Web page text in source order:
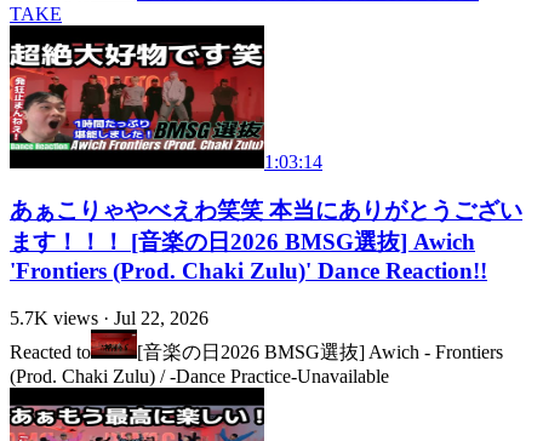
TAKE
1:03:14
あぁこりゃやべえわ笑笑 本当にありがとうござい
ます！！！ [音楽の日2026 BMSG選抜] Awich
'Frontiers (Prod. Chaki Zulu)' Dance Reaction!!
5.7K views · Jul 22, 2026
Reacted to
[音楽の日2026 BMSG選抜] Awich - Frontiers
(Prod. Chaki Zulu) / -Dance Practice-Unavailable